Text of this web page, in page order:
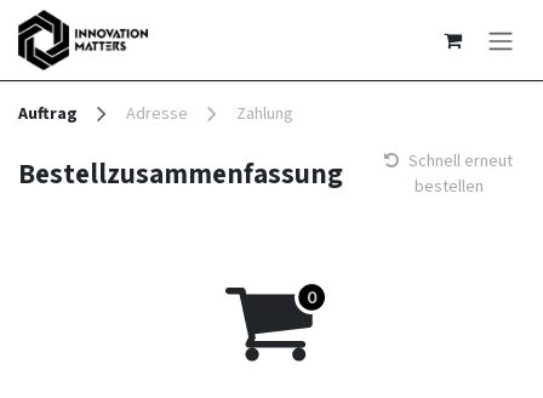
Zum Inhalt springen
Auftrag Adresse Zahlung
Bestellzusammenfassung
Schnell erneut
bestellen